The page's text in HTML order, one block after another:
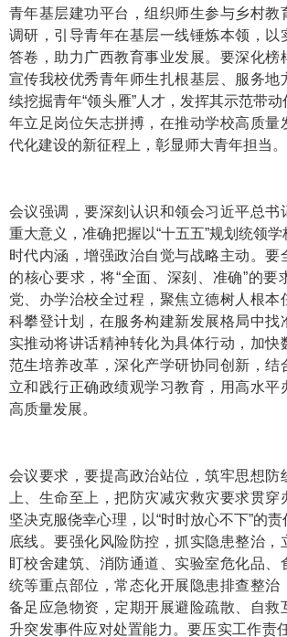
青年基层建功平台，组织师生参与乡村教
调研，引导青年在基层一线锤炼本领，以
答卷，助力广西教育事业发展。要深化榜
宣传我校优秀青年师生扎根基层、服务地
续挖掘青年“领头雁”人才，发挥其示范带
年立足岗位矢志拼搏，在推动学校高质量
代化建设的新征程上，彰显师大青年担当。
会议强调，要深刻认识和领会习近平总书
重大意义，准确把握以“十五五”规划统领
时代内涵，增强政治自觉与战略主动。要
的核心要求，将“全面、深刻、准确”的要
党、办学治校全过程，聚焦立德树人根本
科攀登计划，在服务构建新发展格局中找
实推动将讲话精神转化为具体行动，加快
范生培养改革，深化产学研协同创新，结
立和践行正确政绩观学习教育，用高水平
高质量发展。
会议要求，要提高政治站位，筑牢思想防
上、生命至上，把防灾减灾救灾要求贯穿
坚决克服侥幸心理，以“时时放心不下”的
底线。要强化风险防控，抓实隐患整治，
盯校舍建筑、消防通道、实验室危化品、
统等重点部位，常态化开展隐患排查整治
备足应急物资，定期开展避险疏散、自救
升突发事件应对处置能力。要压实工作责